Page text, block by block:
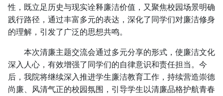
性，既立足历史与现实诠释廉洁价值，又聚焦校园场景明确
践行路径，通过丰富多元的表达，深化了同学们对廉洁修身
的理解，引发了广泛的思想共鸣。
本次清廉主题交流会通过多元分享的形式，使廉洁文化
深入人心，有效增强了同学们的自律意识和责任担当。今
后，我院将继续深入推进学生廉洁教育工作，持续营造崇德
尚廉、风清气正的校园氛围，引导学生以清廉品格护航青春